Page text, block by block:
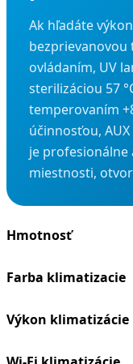
Ak hľadáte
bezprievanovou
ovládaním, UV
sterilizáciou 57
temperovaním
účinnosťou,
je profesionálne
miestnosti,
Hmotnosť
Farba klimatizacie
Výkon klimatizácie